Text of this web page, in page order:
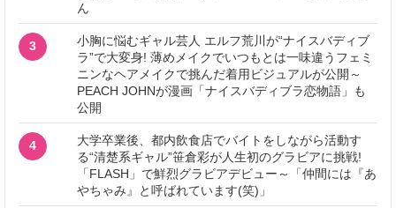
ん
3
小胸に悩むギャル芸人 エルフ荒川が“ナイスバディブ
ラ”で大変身! 薄めメイクでいつもとは一味違うフェミ
ニンなヘアメイクで挑んだ着用ビジュアルが公開～
PEACH JOHNが漫画「ナイスバディブラ恋物語」も
公開
4
大学卒業後、都内飲食店でバイトをしながら活動す
る“清楚系ギャル”笹倉彩が人生初のグラビアに挑戦!
「FLASH」で鮮烈グラビアデビュー～「仲間には『あ
やちゃみ』と呼ばれています(笑)」